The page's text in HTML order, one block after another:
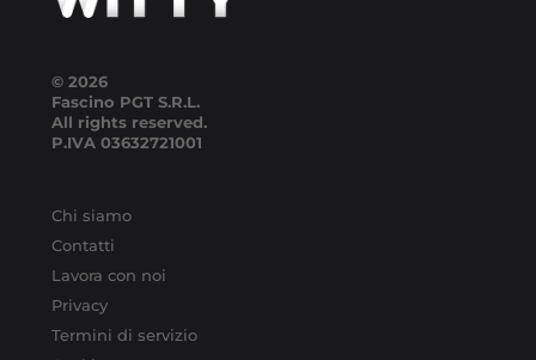
© 2026
Fascino PGT S.R.L.
All rights reserved.
P.IVA 03632721001
Chi siamo
Contatti
Lavora con noi
Privacy
Termini di servizio